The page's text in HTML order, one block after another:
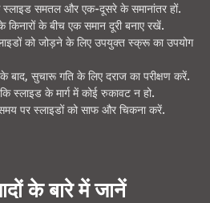
स्लाइड समतल और एक-दूसरे के समानांतर हों.
के बीच एक समान दूरी बनाए रखें.
को जोड़ने के लिए उपयुक्त स्क्रू का उपयोग
बाद, सुचारू गति के लिए दराज का परीक्षण करें.
स्लाइड के मार्ग में कोई रुकावट न हो.
पर स्लाइडों को साफ और चिकना करें.
के बारे में जानें